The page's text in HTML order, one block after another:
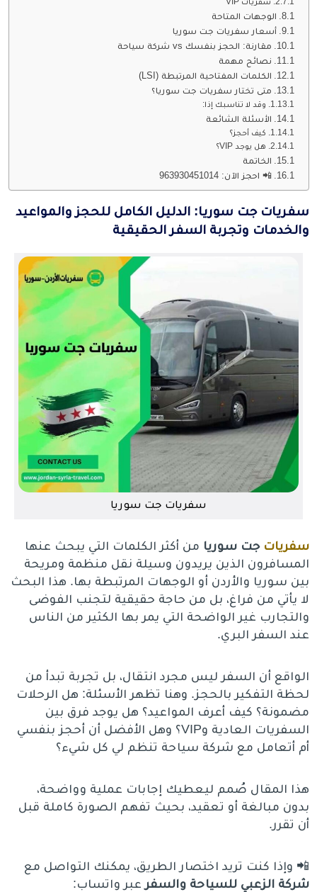
الوجهات المتاحة
أسعار سفريات جت سوريا
مقارنة: الحجز بنفسك vs شركة سياحة
نصائح مهمة
الكلمات المفتاحية المرتبطة (LSI)
متى تختار سفريات جت سوريا؟
وقد لا تناسبك إذا:
الأسئلة الشائعة
كيف أحجز؟
هل يوجد VIP؟
الخاتمة
📲 احجز الآن: 963930451014
سفريات جت سوريا: الدليل الكامل للحجز والمواعيد
والخدمات وتجربة السفر الحقيقية
سفريات جت سوريا
سفريات جت سوريا من أكثر الكلمات التي يبحث عنها
المسافرون الذين يريدون وسيلة نقل منظمة ومريحة
بين سوريا والأردن أو الوجهات المرتبطة بها. هذا البحث
لا يأتي من فراغ، بل من حاجة حقيقية لتجنب الفوضى
والتجارب غير الواضحة التي يمر بها الكثير من الناس
عند السفر البري.
الواقع أن السفر ليس مجرد انتقال، بل تجربة تبدأ من
لحظة التفكير بالحجز. وهنا تظهر الأسئلة: هل الرحلات
مضمونة؟ كيف أعرف المواعيد؟ هل يوجد فرق بين
السفريات العادية وVIP؟ وهل الأفضل أن أحجز بنفسي
أم أتعامل مع شركة سياحة تنظم لي كل شيء؟
هذا المقال صُمم ليعطيك إجابات عملية وواضحة،
بدون مبالغة أو تعقيد، بحيث تفهم الصورة كاملة قبل
أن تقرر.
📲 وإذا كنت تريد اختصار الطريق، يمكنك التواصل مع
شركة الزعبي للسياحة والسفر عبر واتساب: